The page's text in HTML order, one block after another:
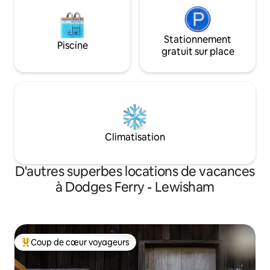
installations de buanderie nécessaires.
Désolés, pas d'animaux. Boîte à clés
numérique Aucune interaction.
Charmant quartier en bord de mer.
Arrêt de bus à 200 mètres de la maison
Piscine
Stationnement
gratuit sur place
Climatisation
D'autres superbes locations de vacances
à Dodges Ferry - Lewisham
Coup de cœur voyageurs parmi les plus aimés
Coup de cœur voyageurs